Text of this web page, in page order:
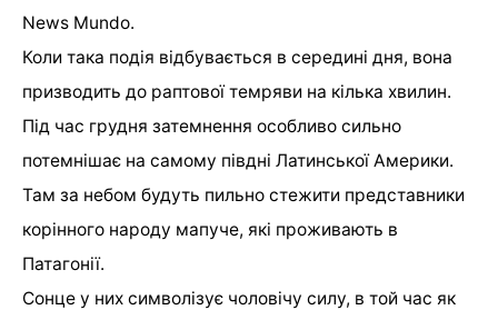
News Mundo.
Коли така подія відбувається в середині дня, вона
призводить до раптової темряви на кілька хвилин.
Під час грудня затемнення особливо сильно
потемнішає на самому півдні Латинської Америки.
Там за небом будуть пильно стежити представники
корінного народу мапуче, які проживають в
Патагонії.
Сонце у них символізує чоловічу силу, в той час як